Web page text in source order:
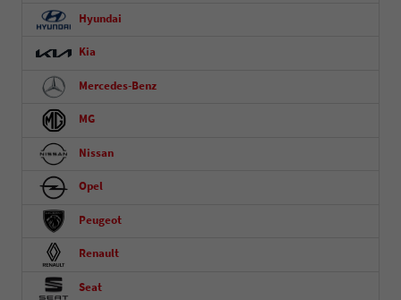
Hyundai
Kia
Mercedes-Benz
MG
Nissan
Opel
Peugeot
Renault
Seat